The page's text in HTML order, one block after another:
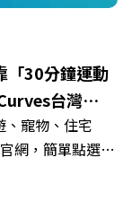
李建興 與談人／
見40歲生日！手
遠見》更多的社
38jNi9k
「30分鐘運動
台灣執
、寵物、住宅
網，簡單點選，
—— 以上為
、健身產業百